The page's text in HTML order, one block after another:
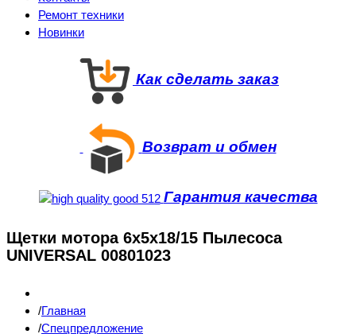
Ремонт техники
Новинки
Как сделать заказ
Возврат и обмен
Гарантия качества
Щетки мотора 6x5x18/15 Пылесоса
UNIVERSAL 00801023
Главная
Спецпредложение